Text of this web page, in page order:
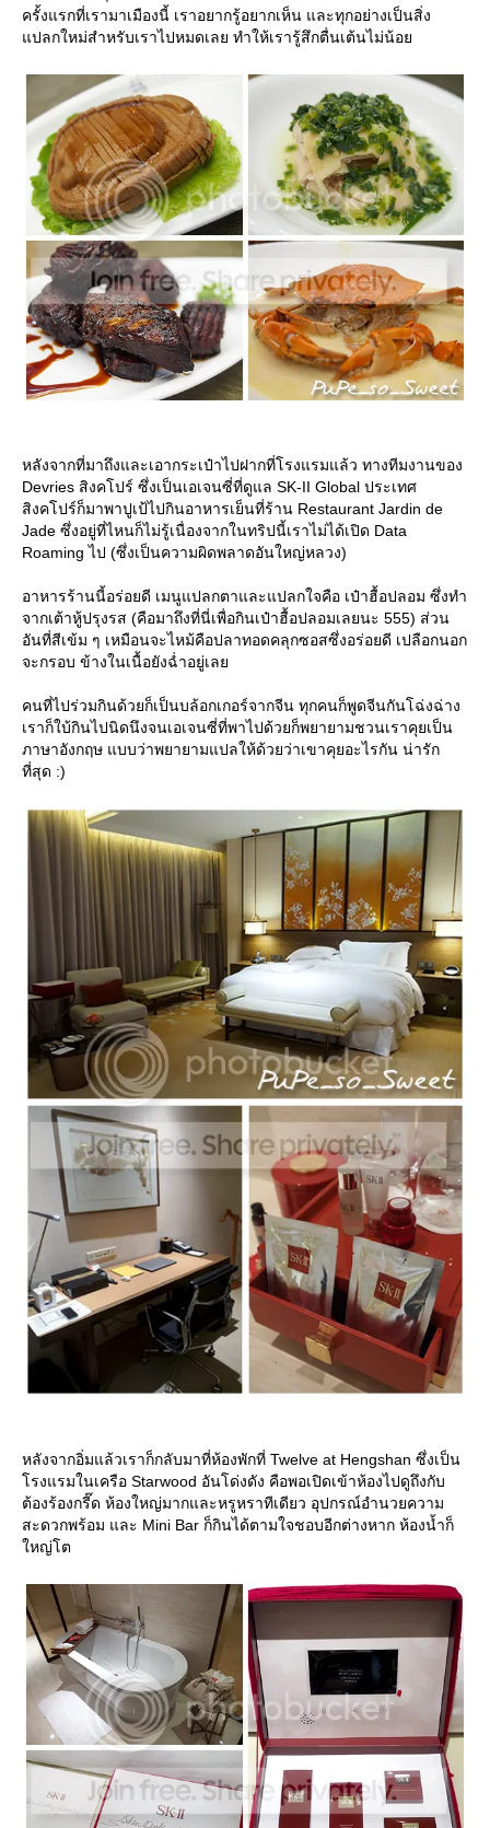
ครั้งแรกที่เรามาเมืองนี้ เราอยากรู้อยากเห็น และทุกอย่างเป็นสิ่ง
ปลกใหม่สำหรับเราไปหมดเลย ทำให้เรารู้สึกตื่นเต้นไม่น้อ
หลังจากที่มาถึงและเอากระเป๋าไปฝากที่โรงแรมแล้ว ทางทีมงานของ
Devries สิงคโปร์ ซึ่งเป็นเอเจนซี่ที่ดูแล SK-II Global ประเทศ
สิงคโปร์ก็มาพาปูเป้ไปกินอาหารเย็นที่ร้าน Restaurant Jardin de
Jade ซึ่งอยู่ที่ไหนก็ไม่รู้เนื่องจากในทริปนี้เราไม่ได้เปิด Data
Roaming ไป (ซึ่งเป็นความผิดพลาดอันใหญ่หลวง)
อาหารร้านนี้อร่อยดี เมนูแปลกตาและแปลกใจคือ เป๋าฮื้อปลอม ซึ่งทำ
จากเต้าหู้ปรุงรส (คือมาถึงที่นี่เพื่อกินเป๋าฮื้อปลอมเลยนะ 555) ส่วน
อันที่สีเข้ม ๆ เหมือนจะไหม้คือปลาทอดคลุกซอสซึ่งอร่อยดี เปลือกนอก
จะกรอบ ข้างในเนื้อยังฉ่ำอยู่เล
คนที่ไปร่วมกินด้วยก็เป็นบล้อกเกอร์จากจีน ทุกคนก็พูดจีนกันโฉ่งฉ่าง
เราก็ใบ้กินไปนิดนึงจนเอเจนซี่ที่พาไปด้วยก็พยายามชวนเราคุยเป็น
ภาษาอังกฤษ แบบว่าพยายามแปลให้ด้วยว่าเขาคุยอะไรกัน น่ารัก
ที่สุด :)
หลังจากอิ่มแล้วเราก็กลับมาที่ห้องพักที่ Twelve at Hengshan ซึ่งเป็น
รงแรมในเครือ Starwood อันโด่งดัง คือพอเปิดเข้าห้องไปดูถึงกับ
ต้องร้องกรี๊ด ห้องใหญ่มากและหรูหราทีเดียว อุปกรณ์อำนวยความ
สะดวกพร้อม และ Mini Bar ก็กินได้ตามใจชอบอีกต่างหาก ห้องน้ำก็
หญ่โต